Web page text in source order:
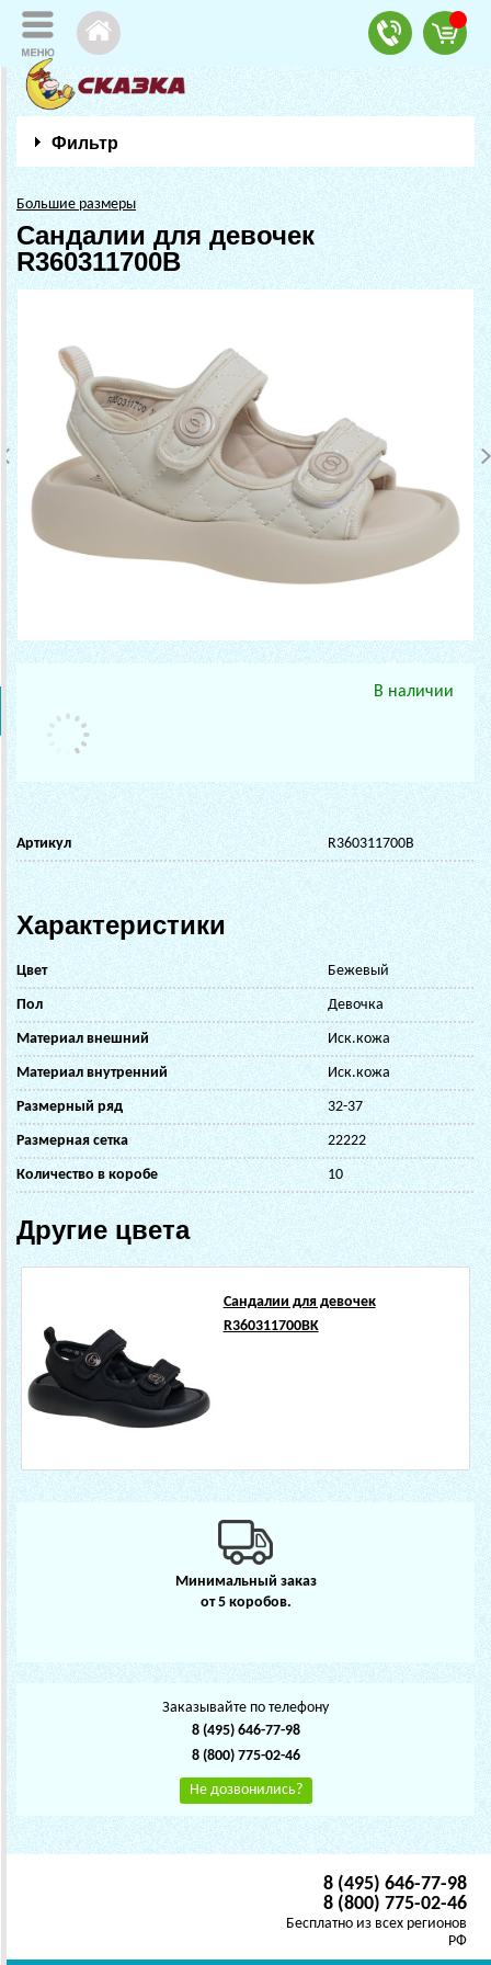
Фильтр
Большие размеры
Сандалии для девочек
R360311700B
В наличии
Артикул R360311700B
Характеристики
Цвет Бежевый
Пол Девочка
Материал внешний Иск.кожа
Материал внутренний Иск.кожа
Размерный ряд 32-37
Размерная сетка 22222
Количество в коробе 10
Другие цвета
Сандалии для девочек
R360311700BK
Минимальный заказ
от 5 коробов.
Заказывайте по телефону
8 (495) 646-77-98
8 (800) 775-02-46
Не дозвонились?
8 (495) 646-77-98
8 (800) 775-02-46
Бесплатно из всех регионов
РФ